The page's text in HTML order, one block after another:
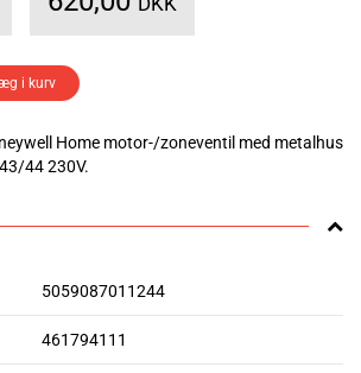
i kurv
Home motor-/zoneventil med metalhus
44 230V.
5059087011244
461794111